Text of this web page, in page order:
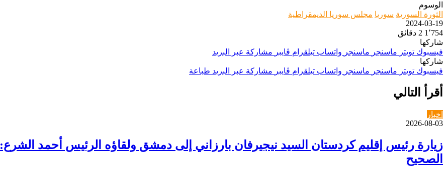
الوسوم
الثورة السورية سوريا مجلس سوريا الديمقراطية
2024-03-19
1٬754 2 دقائق
شاركها
فيسبوك تويتر ماسنجر ماسنجر واتساب تيلقرام ڤايبر مشاركة عبر البريد
شاركها
فيسبوك تويتر ماسنجر ماسنجر واتساب تيلقرام ڤايبر مشاركة عبر البريد طباعة
أقرأ التالي
اخبار
2026-08-03
زيارة رئيس إقليم كردستان السيد نيجيرفان بارزاني إلى دمشق ولقاؤه الرئيس أحمد
الصحيح